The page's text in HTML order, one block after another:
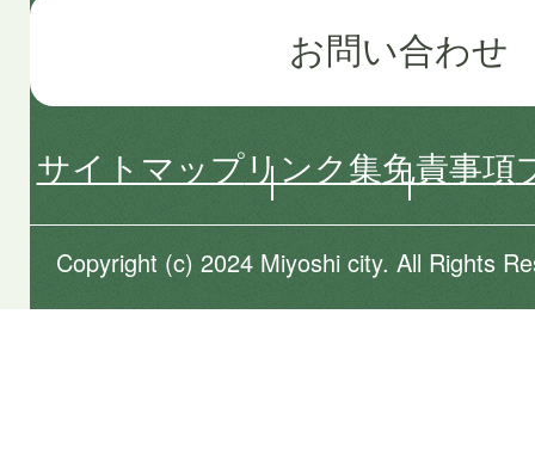
お問い合わせ
サイトマップリンク集免責事項
Copyright (c) 2024 Miyoshi city. All Rights